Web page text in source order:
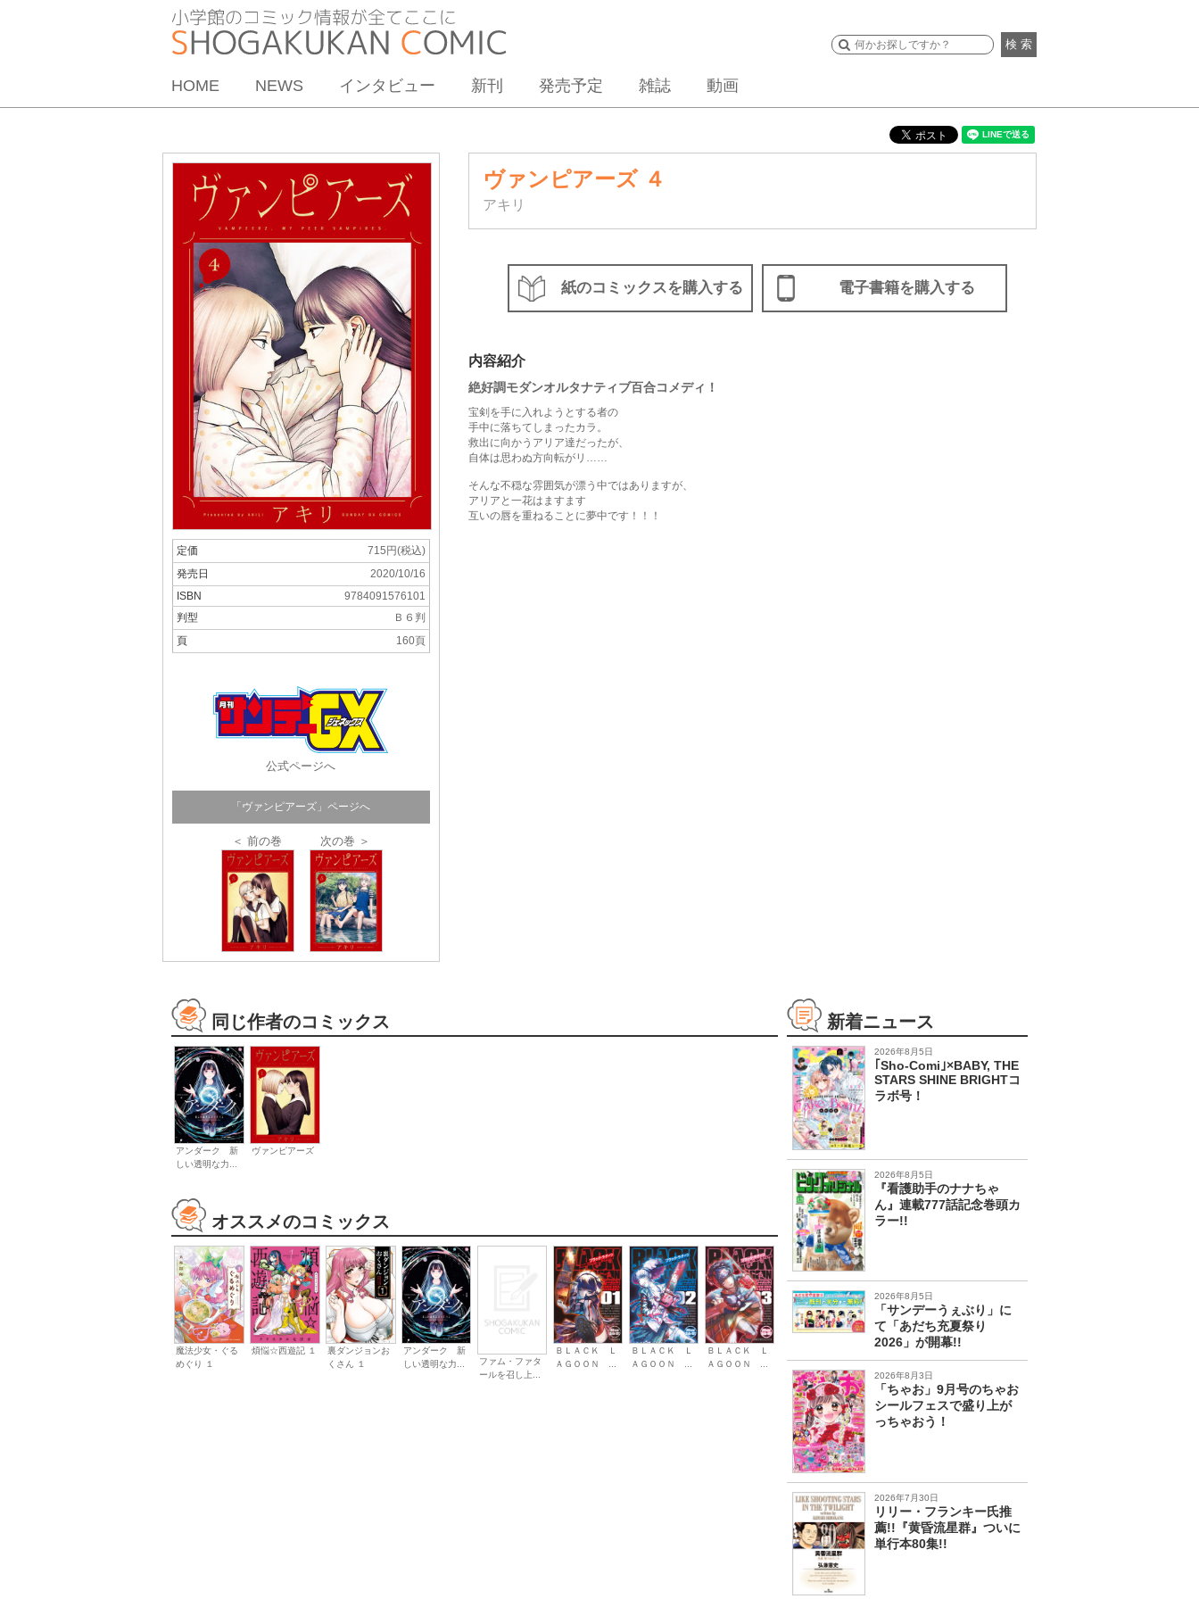
検 索
HOME NEWS インタビュー 新刊 発売予定 雑誌 動画
ヴァンピアーズ ４
アキリ
定価
715円(税込)
発売日
2020/10/16
ISBN
9784091576101
判型
Ｂ６判
頁
160頁
公式ページへ
「ヴァンピアーズ」ページへ
＜ 前の巻 次の巻 ＞
紙のコミックスを購入する 電子書籍を購入する
内容紹介
絶好調モダンオルタナティブ百合コメディ！
宝剣を手に入れようとする者の
手中に落ちてしまったカラ。
救出に向かうアリア達だったが、
自体は思わぬ方向転がリ……
そんな不穏な雰囲気が漂う中ではありますが、
アリアと一花はますます
互いの唇を重ねることに夢中です！！！
同じ作者のコミックス
アンダーク 新
しい透明な力...
ヴァンピアーズ
オススメのコミックス
魔法少女・ぐる
めぐり １
煩悩☆西遊記 １
裏ダンジョンお
くさん １
アンダーク 新
しい透明な力...
ファム・ファタ
ールを召し上...
ＢＬＡＣＫ Ｌ
ＡＧＯＯＮ ...
ＢＬＡＣＫ Ｌ
ＡＧＯＯＮ ...
ＢＬＡＣＫ Ｌ
ＡＧＯＯＮ ...
新着ニュース
2026年8月5日
｢Sho-Comi｣×BABY, THE
STARS SHINE BRIGHTコ
ラボ号！
2026年8月5日
『看護助手のナナちゃ
ん』連載777話記念巻頭カ
ラー!!
2026年8月5日
「サンデーうぇぶり」に
て「あだち充夏祭り
2026」が開幕!!
2026年8月3日
「ちゃお」9月号のちゃお
シールフェスで盛り上が
っちゃおう！
2026年7月30日
リリー・フランキー氏推
薦!!『黄昏流星群』ついに
単行本80集!!